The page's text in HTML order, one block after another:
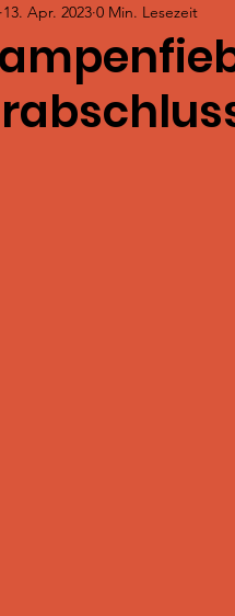
13. Apr. 2023 0 Min. Lesezeit